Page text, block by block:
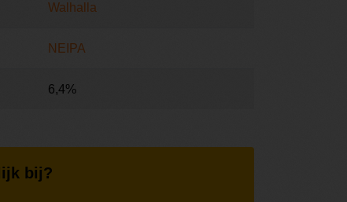
Walhalla
NEIPA
6,4%
bij?